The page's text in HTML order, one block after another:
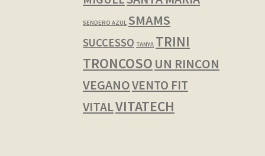
SENDERO AZUL SMAMS
SUCCESSO TANYA TRINI
TRONCOSO UN RINCON
VEGANOVENTO FIT
VITALVITATECH